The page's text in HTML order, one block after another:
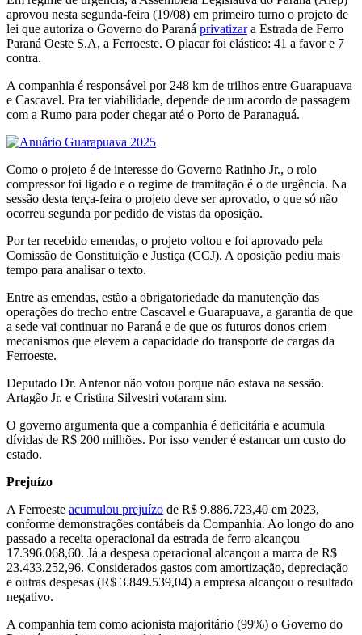
aprovou nesta segunda-feira (19/08) em primeiro turno o projeto de
lei que autoriza o Governo do Paraná privatizara Estrada de Ferro
Paraná Oeste S.A, a Ferroeste. O placar foi elástico: 41 a favor e 7
contra.
A companhia é responsável por 248 km de trilhos entre Guarapuava
e Cascavel. Pra ter viabilidade, depende de um acordo de passagem
com a Rumo para poder chegar até o Porto de Paranaguá.
Como o projeto é de interesse do Governo Ratinho Jr., o rolo
compressor foi ligado e o regime de tramitação é o de urgência. Na
sessão desta terça-feira o projeto deve ser aprovado, o que só não
ocorreu segunda por pedido de vistas da oposição.
Por ter recebido emendas, o projeto voltou e foi aprovado pela
Comissão de Constituição e Justiça (CCJ). A oposição pediu mais
tempo para analisar o texto.
Entre as emendas, estão a obrigatoriedade da manutenção das
operações do trecho entre Cascavel e Guarapuava, a garantia de que
a sede vai continuar no Paraná e de que os futuros donos criem
mecanismos que elevem a capacidade do transporte de cargas da
Ferroeste.
Deputado Dr. Antenor não votou porque não estava na sessão.
Artagão Jr. e Cristina Silvestri votaram sim.
O governo argumenta que a companhia é deficitária e acumula
dívidas de R$ 200 milhões. Por isso vender é estancar um custo do
estado.
Prejuízo
A Ferroeste acumulou prejuízo de R$ 9.886.723,40 em 2023,
conforme demonstrações contábeis da Companhia. Ao longo do ano
passado a receita operacional da estrada de ferro alcançou
17.396.068,60. Já a despesa operacional alcançou a marca de R$
23.433.252,96. Considerados gastos com amortização, depreciação
e outras despesas (R$ 3.849.539,04) a empresa alcançou o resultado
negativo.
A companhia tem como acionista majoritário (99%) o Governo do